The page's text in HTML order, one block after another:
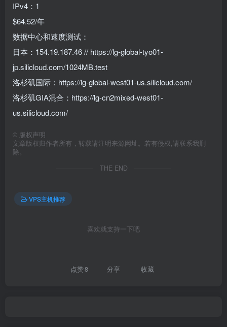
IPv4：1
$64.52/年
数据中心和速度测试：
日本：154.19.187.46 // https://lg-global-tyo01-
jp.silicloud.com/1024MB.test
洛杉矶国际：https://lg-global-west01-us.silicloud.com/
洛杉矶GIA混合：https://lg-cn2mixed-west01-
us.silicloud.com/
© 版权声明
文章版权归作者所有，转载请注明来源网址。若有侵权,请联系我删
除。
THE END
VPS主机推荐
喜欢就支持一下吧
点赞8 分享 收藏